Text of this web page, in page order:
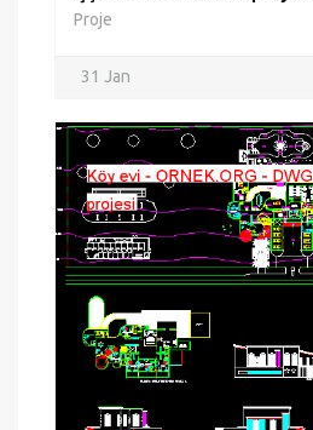
Proje
31 Jan